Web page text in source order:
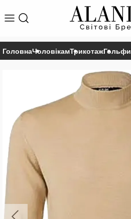
ГоловнаЧоловікамТрикотажГольфи